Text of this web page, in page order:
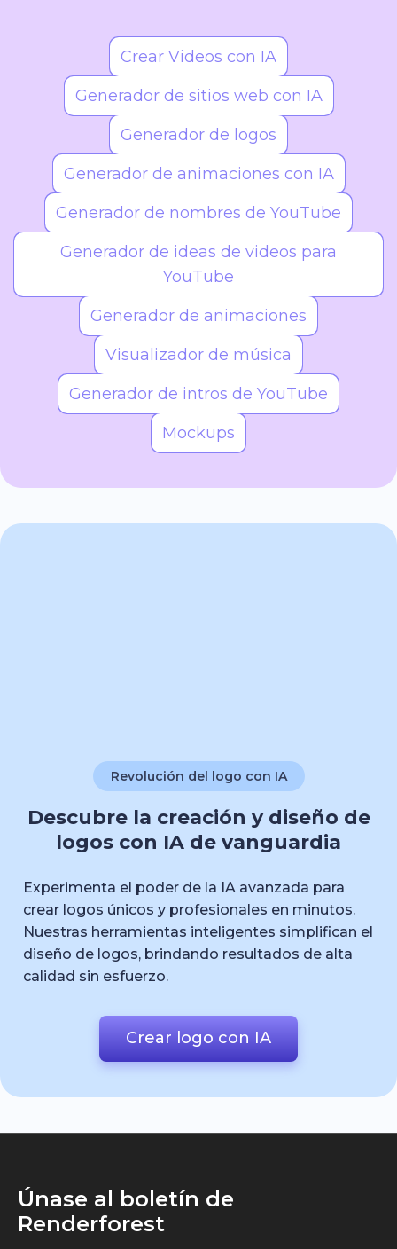
Siempre tendrás opciones frescas para explorar.
Crear Videos con IA
Generador de sitios web con IA
Generador de logos
Generador de animaciones con IA
Generador de nombres de YouTube
Generador de ideas de videos para
YouTube
Generador de animaciones
Visualizador de música
Generador de intros de YouTube
Mockups
Revolución del logo con IA
Descubre la creación y diseño de
logos con IA de vanguardia
Experimenta el poder de la IA avanzada para
crear logos únicos y profesionales en minutos.
Nuestras herramientas inteligentes simplifican el
diseño de logos, brindando resultados de alta
calidad sin esfuerzo.
Crear logo con IA
Únase al boletín de
Renderforest